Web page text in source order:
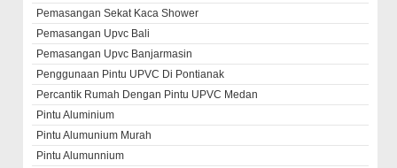
Pemasangan Sekat Kaca Shower
Pemasangan Upvc Bali
Pemasangan Upvc Banjarmasin
Penggunaan Pintu UPVC Di Pontianak
Percantik Rumah Dengan Pintu UPVC Medan
Pintu Aluminium
Pintu Alumunium Murah
Pintu Alumunnium